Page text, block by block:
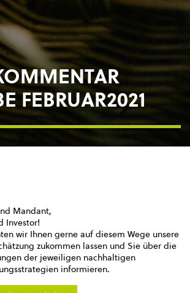
FEBRUAR2021
Mandant,
Investor!
wir Ihnen gerne auf diesem Wege unsere
zukommen lassen und Sie über die
der jeweiligen nachhaltigen
informieren.